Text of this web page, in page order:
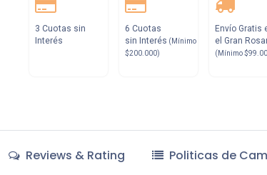
3 Cuotas sin
Interés
6 Cuotas
sin Interés (Mínimo
$200.000)
Envío Gratis
el Gran
(Mínimo
Reviews & Rating Politicas de